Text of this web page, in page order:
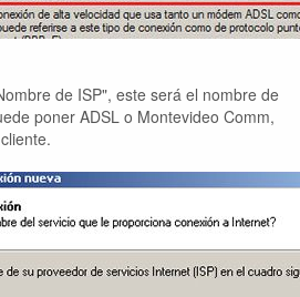
de ISP", este será el nombre de
poner ADSL o Montevideo Comm,